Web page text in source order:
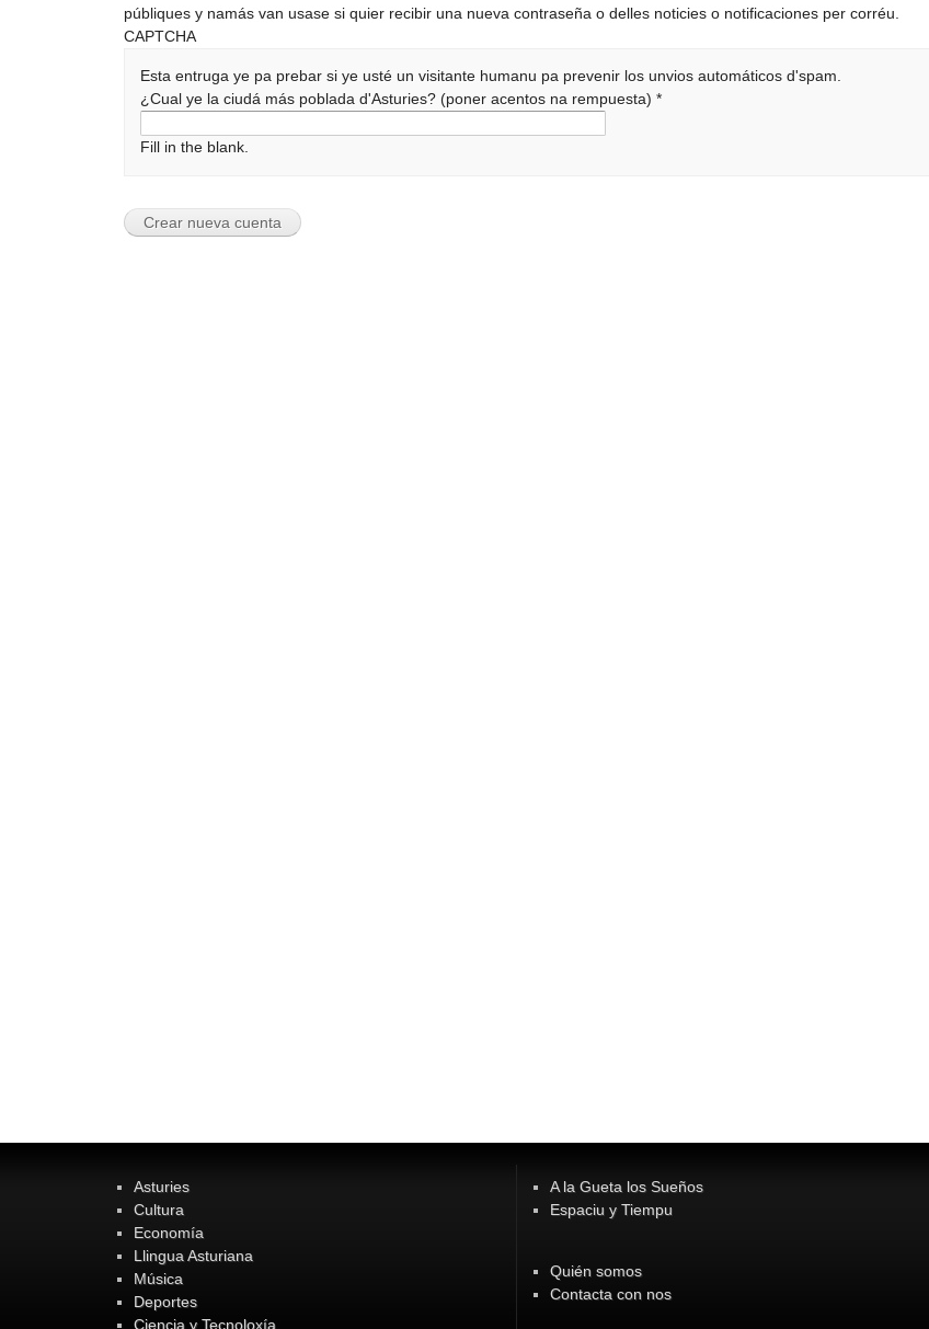
públiques y namás van usase si quier recibir una nueva contraseña o delles noticies o notificaciones per corréu.
CAPTCHA
Esta entruga ye pa prebar si ye usté un visitante humanu pa prevenir los unvios automáticos d'spam.
¿Cual ye la ciudá más poblada d'Asturies? (poner acentos na rempuesta)*
Fill in the blank.
Asturies
Cultura
Economía
Llingua Asturiana
Música
Deportes
Ciencia y Tecnoloxía
A la Gueta los Sueños
Espaciu y Tiempu
Quién somos
Contacta con nos